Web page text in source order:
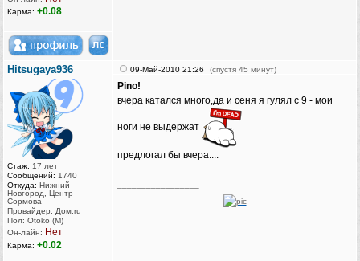
Карма: +0.08
Hitsugaya936
Стаж: 17 лет
Сообщений: 1740
Откуда: Нижний
Новгород, Центр
Сормова
Провайдер: Дом.ru
Пол: Otoko (M)
Он-лайн: Нет
Карма: +0.02
09-Май-2010 21:26 (спустя 45 минут)
Pino!
вчера катался много,да и сеня я гулял с 9 - мои
ноги не выдержат
предлогал бы вчера....